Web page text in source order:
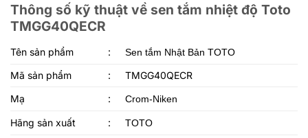
Thông số kỹ thuật về sen tắm nhiệt độ Toto
TMGG40QECR
Tên sản phẩm : Sen tắm Nhật Bản TOTO
Mã sản phẩm :
TMGG40QECR
Mạ
: Crom-Niken
Hãng sản xuất : TOTO